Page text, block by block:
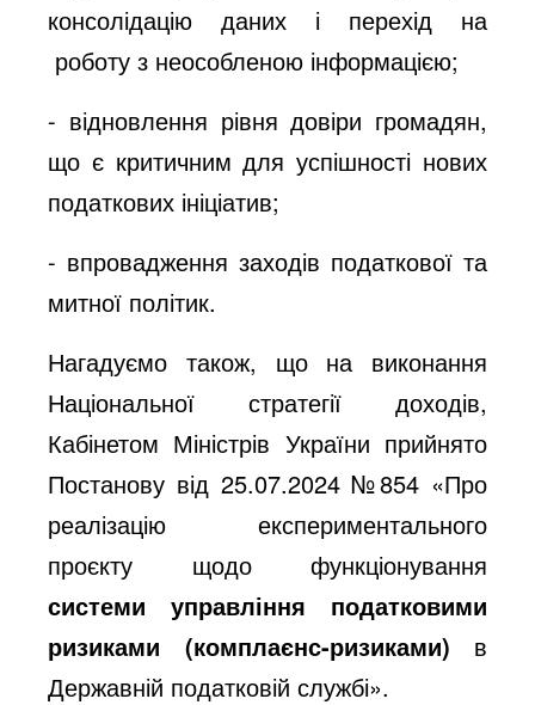
консолідацію даних і перехід на
роботу з неособленою інформацією;
- відновлення рівня довіри громадян,
що є критичним для успішності нових
податкових ініціатив;
- впровадження заходів податкової та
митної політик.
Нагадуємо також, що на виконання
Національної стратегії доходів,
Кабінетом Міністрів України прийнято
Постанову від 25.07.2024 №854 «Про
реалізацію експериментального
проєкту щодо функціонування
системи управління податковими
ризиками (комплаєнс-ризиками) в
Державній податковій службі».